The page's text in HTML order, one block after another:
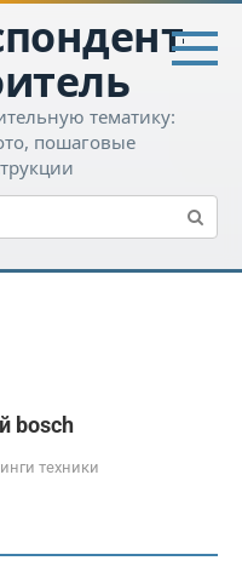
тематику:
пошаговые
bosch
техники